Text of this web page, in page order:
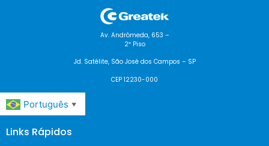
Av. Andrômeda, 653 –
2º Piso
Jd. Satélite, São José dos Campos – SP
CEP 12230-000
Português ▼
Links Rápidos